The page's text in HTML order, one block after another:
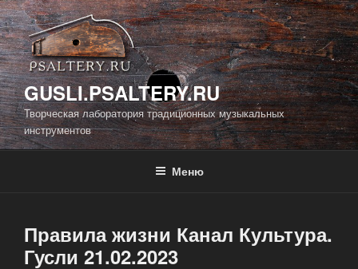
Перейти
к
содержимому
GUSLI.PSALTERY.RU
Творческая лаборатория традиционных музыкальных
инструментов
Меню
Правила жизни Канал Культура.
Гусли 21.02.2023